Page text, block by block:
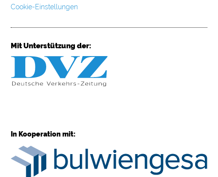
Cookie-Einstellungen
Mit Unterstützung der:
In Kooperation mit: